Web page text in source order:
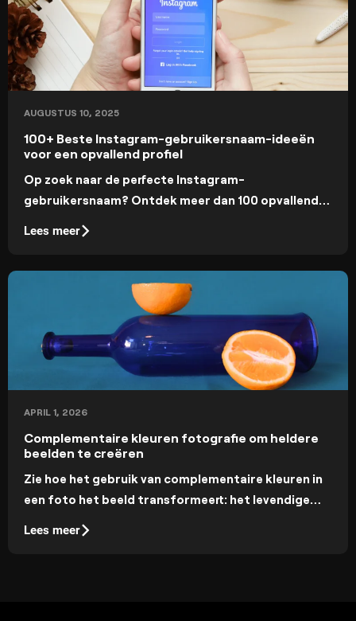
AUGUSTUS 10, 2025
100+ Beste Instagram-gebruikersnaam-ideeën
voor een opvallend profiel
Op zoek naar de perfecte Instagram-
gebruikersnaam? Ontdek meer dan 100 opvallende
creëren die jouw vibe weerspiegelt en volgers
Lees meer
APRIL 1, 2026
Complementaire kleuren fotografie om heldere
beelden te creëren
Zie hoe het gebruik van complementaire kleuren in
een foto het beeld transformeert: het levendige
aandacht van de kijker.
Lees meer